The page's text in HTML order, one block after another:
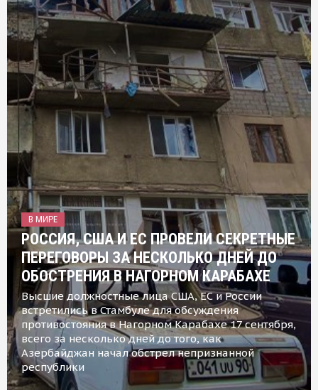
В МИРЕ
РОССИЯ, США И ЕС ПРОВЕЛИ СЕКРЕТНЫЕ
ПЕРЕГОВОРЫ ЗА НЕСКОЛЬКО ДНЕЙ ДО
ОБОСТРЕНИЯ В НАГОРНОМ КАРАБАХЕ
Высшие должностные лица США, ЕС и России
встретились в Стамбуле для обсуждения
противостояния в Нагорном Карабахе 17 сентября,
всего за несколько дней до того, как
Азербайджан начал обстрел непризнанной
республики